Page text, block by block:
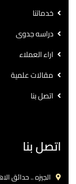
خدماتنا
دراسه جدوى
اراء العملاء
مقالات علمية
اتصل بنا
اتصل بنا
الجيزه .. حدائق الاهرام..